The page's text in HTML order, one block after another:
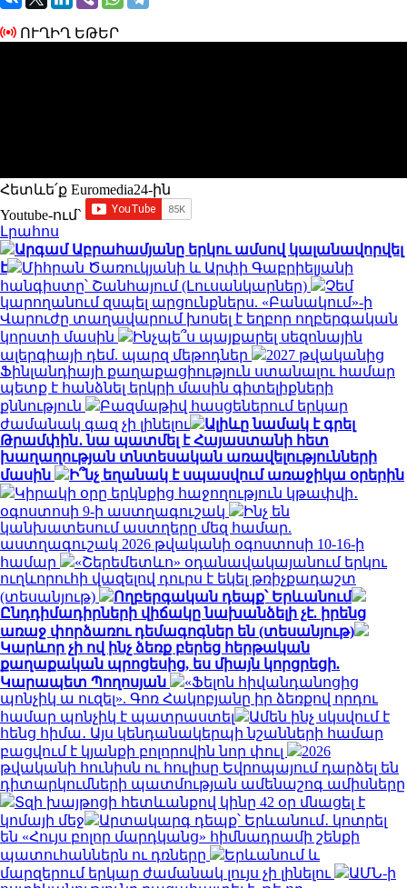
ՈՒՂԻՂ ԵԹԵՐ
Հետևե՛ք Euromedia24-ին
Youtube-ում`
Լրահոս
Արգամ Աբրահամյանը երկու ամսով կալանավորվել
է
Միհրան Ծառուկյանի և Արփի Գաբրիելյանի
հանգիստը՝ Շանհայում (Լուսանկարներ)
Չեմ
կարողանում զսպել արցունքներս. «Բանակում»-ի
Վարուժը տաղավարում խոսել է եղբոր ողբերգական
կորստի մասին
Ինչպե՞ս պայքարել սեզոնային
ալերգիայի դեմ. պարզ մեթոդներ
2027 թվականից
Ֆինլանդիայի քաղաքացիություն ստանալու համար
պետք է հանձնել երկրի մասին գիտելիքների
քննություն
Բազմաթիվ հասցեներում երկար
ժամանակ գազ չի լինելու
Ալիևը նամակ է գրել
Թրամփին․ նա պատմել է Հայաստանի հետ
խաղաղության տնտեսական առավելությունների
մասին
Ի՞նչ եղանակ է սպասվում առաջիկա օրերին
Կիրակի օրը երկնքից հաջողություն կթափվի․
օգոստոսի 9-ի աստղագուշակ
Ինչ են
կանխատեսում աստղերը մեզ համար.
աստղագուշակ 2026 թվականի օգոստոսի 10-16-ի
համար
«Շերեմետևո» օդանավակայանում երկու
ուղևորուհի վազելով դուրս է եկել թռիչքադաշտ
(տեսանյութ)
Ողբերգական դեպք՝ Երևանում
Ընդդիմադիրների վիճակը նախանձելի չէ. իրենց
առաջ փորձառու դեմագոգներ են (տեսանյութ)
Կարևոր չի ով ինչ ձեռք բերեց հերթական
քաղաքական պրոցեսից, ես միայն կորցրեցի.
Կարապետ Պողոսյան
«Ֆելոն հիվանդանոցից
պոնչիկ ա ուզել». Գոռ Հակոբյանը իր ձեռքով որդու
համար պոնչիկ է պատրաստել
Ամեն ինչ սկսվում է
հենց հիմա․ Այս կենդանակերպի նշանների համար
բացվում է կյանքի բոլորովին նոր փուլ
2026
թվականի հունիսն ու հուլիսը Եվրոպայում դարձել են
դիտարկումների պատմության ամենաշոգ ամիսները
Տզի խայթոցի հետևանքով կինը 42 օր մնացել է
կոմայի մեջ
Արտակարգ դեպք՝ Երևանում․ կոտրել
են «Հույս բոլոր մարդկանց» հիմնադրամի շենքի
պատուհաններն ու դռները
Երևանում և
մարզերում երկար ժամանակ լույս չի լինելու
ԱՄՆ-ի